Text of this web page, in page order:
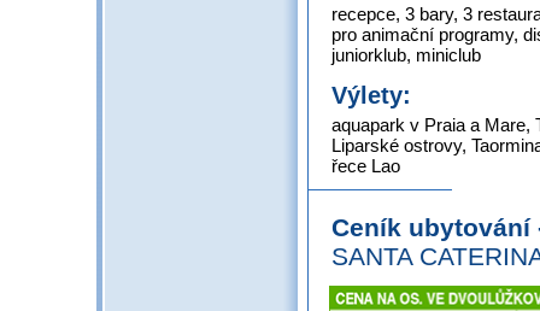
recepce, 3 bary, 3
pro animační programy,
juniorklub, miniclub
Výlety:
aquapark v Praia a Mare,
Liparské ostrovy,
řece Lao
Ceník
SANTA